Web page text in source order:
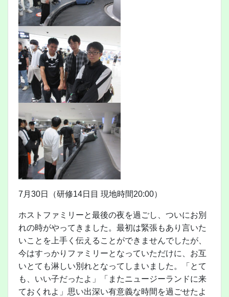
7月30日（研修14日目 現地時間20:00）
ホストファミリーと最後の夜を過ごし、ついにお別
れの時がやってきました。最初は緊張もあり言いた
いことを上手く伝えることができませんでしたが、
今はすっかりファミリーとなっていただけに、お互
いとても淋しい別れとなってしまいました。「とて
も、いい子だったよ」「またニュージーランドに来
ておくれよ」思い出深い有意義な時間を過ごせたよ